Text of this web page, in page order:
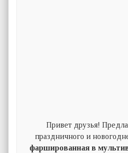
Привет друзья!
праздничного и
фаршированная в